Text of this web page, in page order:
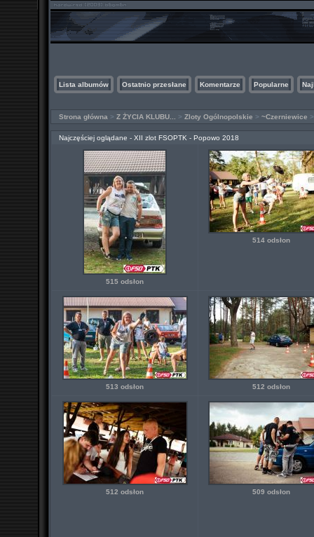
Lista albumów Ostatnio przesłane Komentarze Popularne
Strona główna > Z ŻYCIA KLUBU... > Zloty Ogólnopolskie > ~Czerniewice
Najczęściej oglądane - XII zlot FSOPTK - Popowo 2018
515 odsłon
514 odsłon
513 odsłon 512 odsłon
512 odsłon 509 odsłon